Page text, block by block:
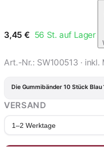
3,45 € 56 St. auf Lager
Art.-Nr.: SW100513 · inkl.
Die Gummibänder 10 Stück
VERSAND
1–2 Werktage